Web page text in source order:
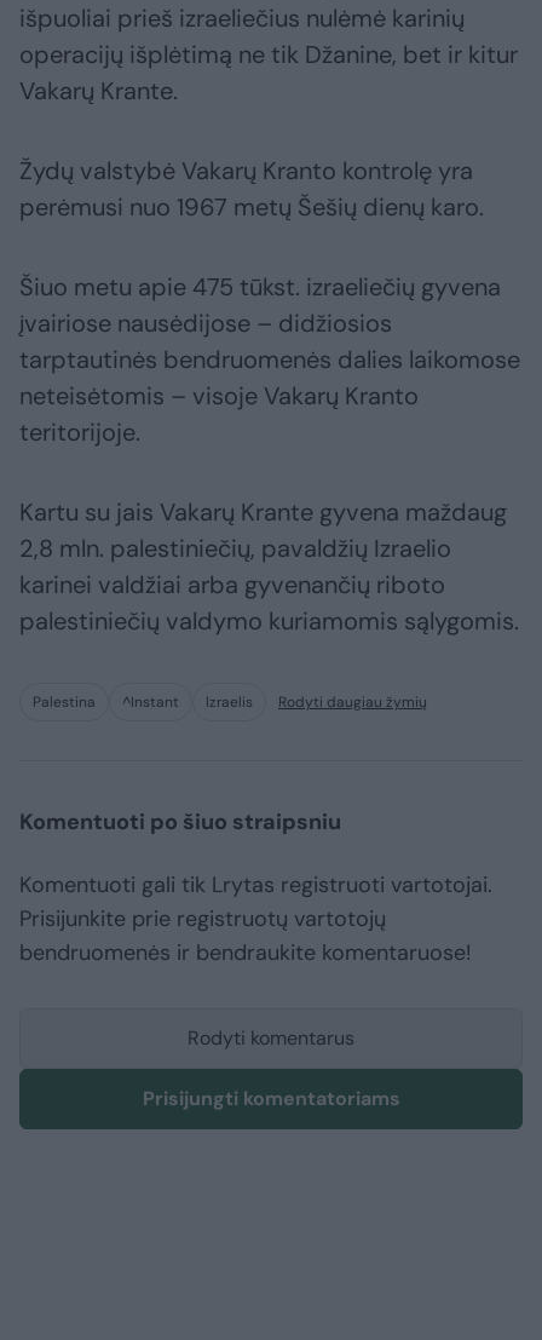
išpuoliai prieš izraeliečius nulėmė karinių
operacijų išplėtimą ne tik Džanine, bet ir kitur
Vakarų Krante.
Žydų valstybė Vakarų Kranto kontrolę yra
perėmusi nuo 1967 metų Šešių dienų karo.
Šiuo metu apie 475 tūkst. izraeliečių gyvena
įvairiose nausėdijose – didžiosios
tarptautinės bendruomenės dalies laikomose
neteisėtomis – visoje Vakarų Kranto
teritorijoje.
Kartu su jais Vakarų Krante gyvena maždaug
2,8 mln. palestiniečių, pavaldžių Izraelio
karinei valdžiai arba gyvenančių riboto
palestiniečių valdymo kuriamomis sąlygomis.
Palestina ^Instant Izraelis Rodyti daugiau žymių
Komentuoti po šiuo straipsniu
Komentuoti gali tik Lrytas registruoti vartotojai.
Prisijunkite prie registruotų vartotojų
bendruomenės ir bendraukite komentaruose!
Rodyti komentarus
Prisijungti komentatoriams